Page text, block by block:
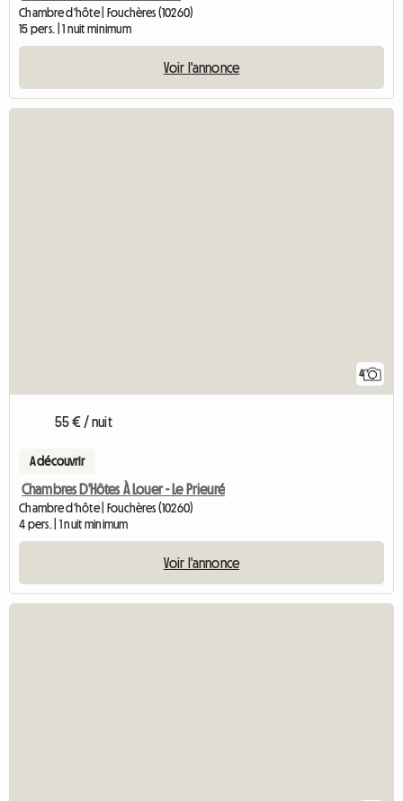
Chambre d'hôte | Fouchères (10260)
15 pers. | 1 nuit minimum
Voir l'annonce
4
55 € / nuit
A découvrir
Chambres D'Hôtes À Louer - Le Prieuré
Chambre d'hôte | Fouchères (10260)
4 pers. | 1 nuit minimum
Voir l'annonce